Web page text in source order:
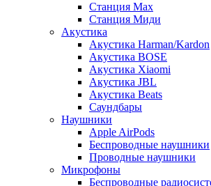
Станция Max
Станция Миди
Акустика
Акустика Harman/Kardon
Акустика BOSE
Акустика Xiaomi
Акустика JBL
Акустика Beats
Саундбары
Наушники
Apple AirPods
Беспроводные наушники
Проводные наушники
Микрофоны
Беспроводные